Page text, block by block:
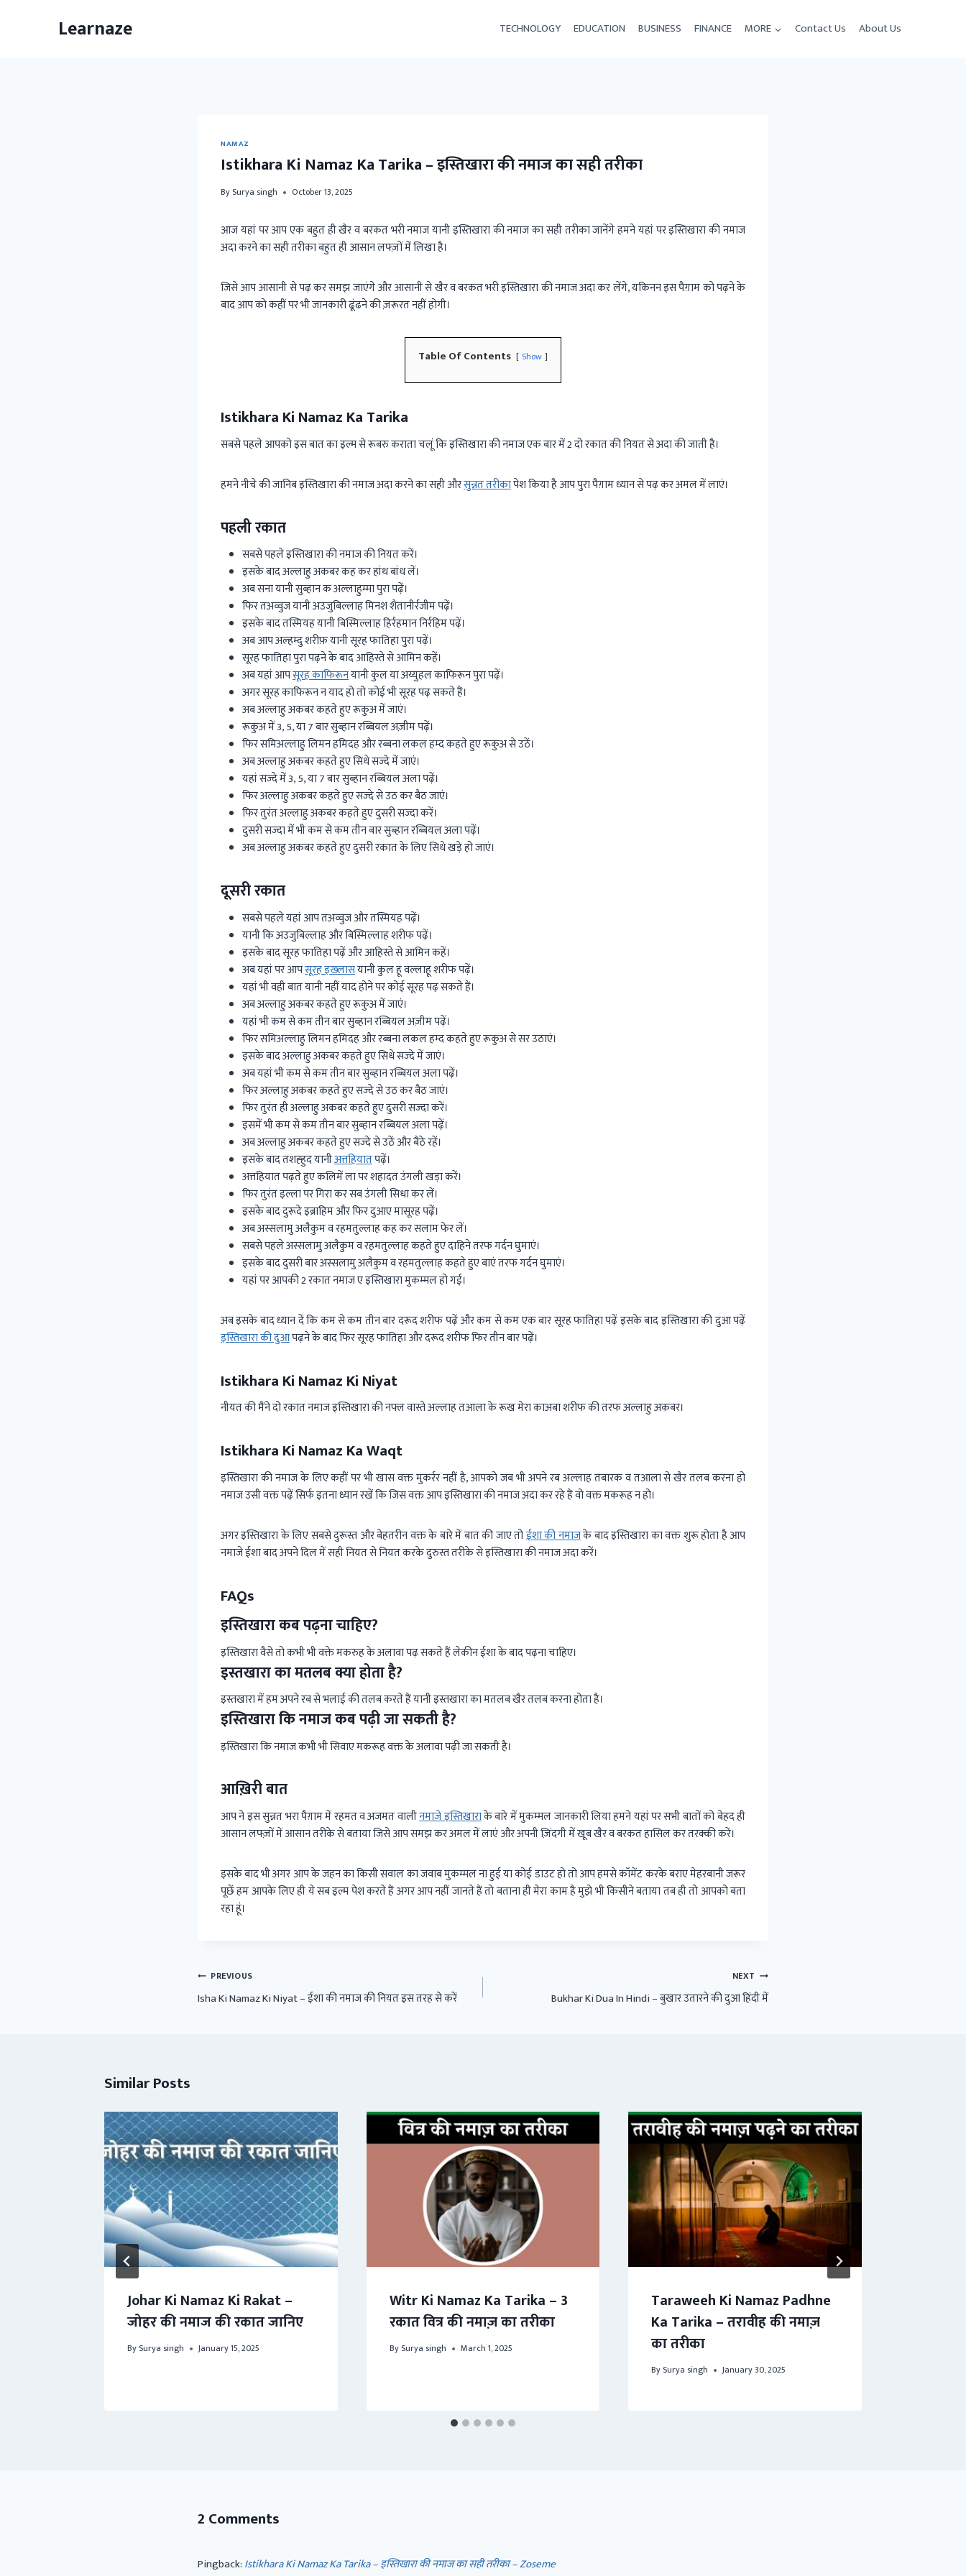
Learnaze TECHNOLOGY EDUCATION BUSINESS FINANCE MORE Contact Us About Us
NAMAZ
Istikhara Ki Namaz Ka Tarika – इस्तिखारा की नमाज का सही तरीका
By Surya singh October 13, 2025
आज यहां पर आप एक बहुत ही खैर व बरकत भरी नमाज यानी इस्तिखारा की नमाज का सही तरीका जानेंगे हमने यहां पर इस्तिखारा की नमाज
अदा करने का सही तरीका बहुत ही आसान लफ्ज़ों में लिखा है।
जिसे आप आसानी से पढ़ कर समझ जाएंगे और आसानी से खैर व बरकत भरी इस्तिखारा की नमाज अदा कर लेंगे, यकिनन इस पैग़ाम को पढ़ने के
बाद आप को कहीं पर भी जानकारी ढूंढने की ज़रूरत नहीं होगी।
Table Of Contents Show
Istikhara Ki Namaz Ka Tarika
सबसे पहले आपको इस बात का इल्म से रूबरु कराता चलूं कि इस्तिखारा की नमाज एक बार में 2 दो रकात की नियत से अदा की जाती है।
हमने नीचे की जानिब इस्तिखारा की नमाज अदा करने का सही औरसुन्नत तरीकापेश किया है आप पुरा पैग़ाम ध्यान से पढ़ कर अमल में लाएं।
पहली रकात
सबसे पहले इस्तिखारा की नमाज की नियत करें।
इसके बाद अल्लाहु अकबर कह कर हांथ बांध लें।
अब सना यानी सुब्हान क अल्लाहुम्मा पुरा पढ़ें।
फिर तअव्वुज यानी अउजुबिल्लाह मिनश शैतानीर्रजीम पढ़ें।
इसके बाद तस्मियह यानी बिस्मिल्लाह हिर्रहमान निर्रहिम पढ़ें।
अब आप अल्हम्दु शरीफ़ यानी सूरह फातिहा पुरा पढ़ें।
सूरह फातिहा पुरा पढ़ने के बाद आहिस्ते से आमिन कहें।
अब यहां आपसूरह काफिरूनयानी कुल या अय्युहल काफिरून पुरा पढ़ें।
अगर सूरह काफिरून न याद हो तो कोई भी सूरह पढ़ सकते हैं।
अब अल्लाहु अकबर कहते हुए रूकुअ में जाएं।
रूकुअ में 3, 5, या 7 बार सुब्हान रब्बियल अज़ीम पढ़ें।
फिर समिअल्लाहु लिमन हमिदह और रब्बना लकल हम्द कहते हुए रूकुअ से उठें।
अब अल्लाहु अकबर कहते हुए सिधे सज्दे में जाएं।
यहां सज्दे में 3, 5, या 7 बार सुब्हान रब्बियल अला पढ़ें।
फिर अल्लाहु अकबर कहते हुए सज्दे से उठ कर बैठ जाएं।
फिर तुरंत अल्लाहु अकबर कहते हुए दुसरी सज्दा करें।
दुसरी सज्दा में भी कम से कम तीन बार सुब्हान रब्बियल अला पढ़ें।
अब अल्लाहु अकबर कहते हुए दुसरी रकात के लिए सिधे खड़े हो जाएं।
दूसरी रकात
सबसे पहले यहां आप तअव्वुज और तस्मियह पढ़ें।
यानी कि अउजुबिल्लाह और बिस्मिल्लाह शरीफ पढ़ें।
इसके बाद सूरह फातिहा पढ़ें और आहिस्ते से आमिन कहें।
अब यहां पर आपसूरह इख्लासयानी कुल हू वल्लाहू शरीफ पढ़ें।
यहां भी वही बात यानी नहीं याद होने पर कोई सूरह पढ़ सकते हैं।
अब अल्लाहु अकबर कहते हुए रूकुअ में जाएं।
यहां भी कम से कम तीन बार सुब्हान रब्बियल अज़ीम पढ़ें।
फिर समिअल्लाहु लिमन हमिदह और रब्बना लकल हम्द कहते हुए रूकुअ से सर उठाएं।
इसके बाद अल्लाहु अकबर कहते हुए सिधे सज्दे में जाएं।
अब यहां भी कम से कम तीन बार सुब्हान रब्बियल अला पढ़ें।
फिर अल्लाहु अकबर कहते हुए सज्दे से उठ कर बैठ जाएं।
फिर तुरंत ही अल्लाहु अकबर कहते हुए दुसरी सज्दा करें।
इसमें भी कम से कम तीन बार सुब्हान रब्बियल अला पढ़ें।
अब अल्लाहु अकबर कहते हुए सज्दे से उठें और बैठे रहें।
इसके बाद तशह्हुद यानीअत्तहियातपढ़ें।
अत्तहियात पढ़ते हुए कलिमें ला पर शहादत उंगली खड़ा करें।
फिर तुरंत इल्ला पर गिरा कर सब उंगली सिधा कर लें।
इसके बाद दुरूदे इब्राहिम और फिर दुआए मासूरह पढ़ें।
अब अस्सलामु अलैकुम व रहमतुल्लाह कह कर सलाम फेर लें।
सबसे पहले अस्सलामु अलैकुम व रहमतुल्लाह कहते हुए दाहिने तरफ गर्दन घुमाएं।
इसके बाद दुसरी बार अस्सलामु अलैकुम व रहमतुल्लाह कहते हुए बाएं तरफ गर्दन घुमाएं।
यहां पर आपकी 2 रकात नमाज ए इस्तिखारा मुकम्मल हो गई।
अब इसके बाद ध्यान दें कि कम से कम तीन बार दरूद शरीफ पढ़ें और कम से कम एक बार सूरह फातिहा पढ़ें इसके बाद इस्तिखारा की दुआ पढ़ें
इस्तिखारा की दुआपढ़ने के बाद फिर सूरह फातिहा और दरूद शरीफ फिर तीन बार पढ़ें।
Istikhara Ki Namaz Ki Niyat
नीयत की मैंने दो रकात नमाज इस्तिखारा की नफ्ल वास्ते अल्लाह तआला के रूख मेरा काअबा शरीफ की तरफ अल्लाहु अकबर।
Istikhara Ki Namaz Ka Waqt
इस्तिखारा की नमाज के लिए कहीं पर भी खास वक्त मुकर्रर नहीं है, आपको जब भी अपने रब अल्लाह तबारक व तआला से खैर तलब करना हो
नमाज उसी वक्त पढ़ें सिर्फ इतना ध्यान रखें कि जिस वक्त आप इस्तिखारा की नमाज अदा कर रहे हैं वो वक्त मकरूह न हो।
अगर इस्तिखारा के लिए सबसे दुरूस्त और बेहतरीन वक्त के बारे में बात की जाए तोईशा की नमाजके बाद इस्तिखारा का वक्त शुरू होता है आप
नमाजे ईशा बाद अपने दिल में सही नियत से नियत करके दुरुस्त तरीके से इस्तिखारा की नमाज अदा करें।
FAQs
इस्तिखारा कब पढ़ना चाहिए?
इस्तिखारा वैसे तो कभी भी वक्ते मकरुह के अलावा पढ़ सकते हैं लेकीन ईशा के बाद पढ़ना चाहिए।
इस्तखारा का मतलब क्या होता है?
इस्तखारा में हम अपने रब से भलाई की तलब करते हैं यानी इस्तखारा का मतलब खैर तलब करना होता है।
इस्तिखारा कि नमाज कब पढ़ी जा सकती है?
इस्तिखारा कि नमाज कभी भी सिवाए मकरूह वक्त के अलावा पढ़ी जा सकती है।
आख़िरी बात
आप ने इस सुन्नत भरा पैग़ाम में रहमत व अजमत वालीनमाजे इस्तिखाराके बारे में मुकम्मल जानकारी लिया हमने यहां पर सभी बातों को बेहद ही
आसान लफ्ज़ों में आसान तरीके से बताया जिसे आप समझ कर अमल में लाएं और अपनी ज़िंदगी में खूब खैर व बरकत हासिल कर तरक्की करें।
इसके बाद भी अगर आप के जहन का किसी सवाल का जवाब मुकम्मल ना हुई या कोई डाउट हो तो आप हमसे कॉमेंट करके बराए मेहरबानी जरूर
पूछें हम आपके लिए ही ये सब इल्म पेश करते हैं अगर आप नहीं जानते हैं तो बताना ही मेरा काम है मुझे भी किसीने बताया तब ही तो आपको बता
रहा हूं।
Post
navigation
PREVIOUS
Isha Ki Namaz Ki Niyat – ईशा की नमाज की नियत इस तरह से करें
NEXT
Bukhar Ki Dua In Hindi – बुखार उतारने की दुआ हिंदी में
Similar Posts
Johar Ki Namaz Ki Rakat –
जोहर की नमाज की रकात जानिए
By Surya singh January 15, 2025
Witr Ki Namaz Ka Tarika – 3
रकात वित्र की नमाज़ का तरीका
By Surya singh March 1, 2025
Taraweeh Ki Namaz Padhne
Ka Tarika – तरावीह की नमाज़
का तरीका
By Surya singh January 30, 2025
2 Comments
Pingback: Istikhara Ki Namaz Ka Tarika – इस्तिखारा की नमाज का सही तरीका – Zoseme